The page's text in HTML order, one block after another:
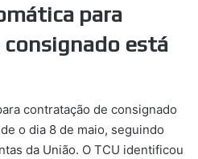
para
está
contratação de consignado
o dia 8 de maio, seguindo
da União. O TCU identificou